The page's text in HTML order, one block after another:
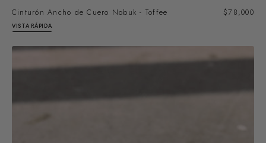
SOLD OUT
Cinturón Ancho de Cuero Nobuk - Toffee
Precio
$78,000
VISTA RÁPIDA
Wide
-